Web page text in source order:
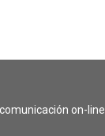
on-line